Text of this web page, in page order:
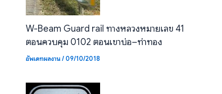
W-Beam Guard rail ทางหลวงหมายเลข 41
ตอนควบคุม 0102 ตอนเขาบ่อ–ท่าทอง
อัพเดทผลงาน/09/10/2018